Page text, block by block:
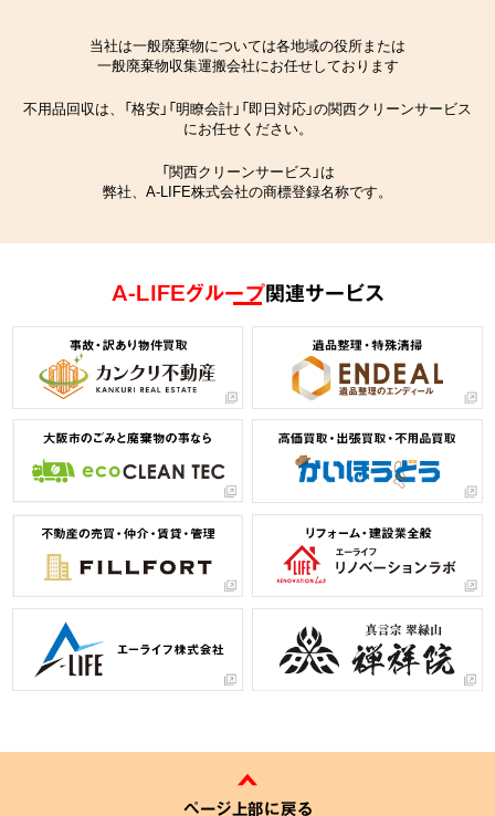
当社は一般廃棄物については各地域の役所または
一般廃棄物収集運搬会社にお任せしております
不用品回収は、「格安」「明瞭会計」「即日対応」の関西クリーンサービス
にお任せください。
「関西クリーンサービス」は
弊社、A-LIFE株式会社の商標登録名称です。
A-LIFEグループ関連サービス
ページ上部に戻る